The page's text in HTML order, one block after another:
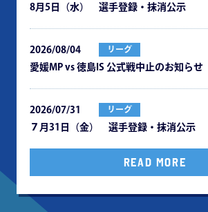
8月5日（水） 選手登録・抹消公示
2026/08/04 リーグ
愛媛MP vs 徳島IS 公式戦中⽌のお知らせ
2026/07/31 リーグ
７月31日（金） 選手登録・抹消公示
READ MORE